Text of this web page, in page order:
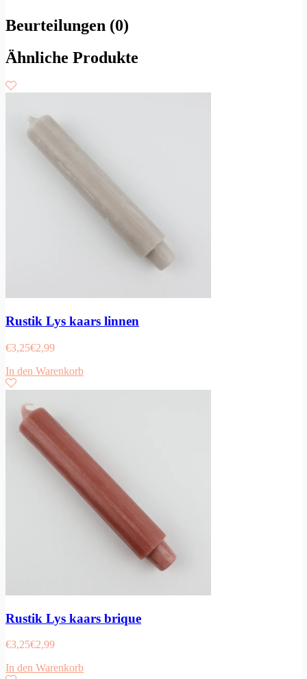
Beurteilungen (0)
Ähnliche Produkte
Rustik Lys kaars linnen
€3,25€2,99
In den Warenkorb
Rustik Lys kaars brique
€3,25€2,99
In den Warenkorb